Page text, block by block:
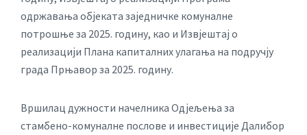
одржавања објеката заједничке комуналне
потрошње за 2025. годину, као и Извјештај о
реализацији Плана капиталних улагања на подручју
града Прњавор за 2025. годину.
Вршилац дужности начелника Одјељења за
стамбено-комуналне послове и инвестиције Далибор